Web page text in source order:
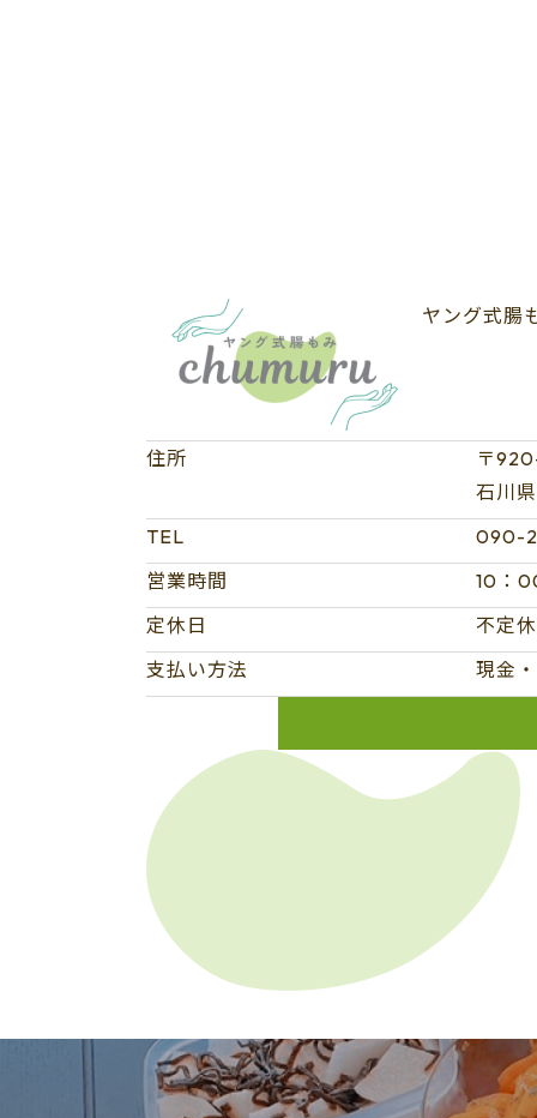
ヤング式腸
住所
〒
石川
TEL
090-
営業時間
10：
定休日
不定休
支払い方法
現金